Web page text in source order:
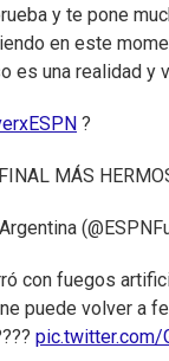
y te pone
en este
es una realidad
?
MÁS
con fuegos
puede volver a
pic.twitter.com/